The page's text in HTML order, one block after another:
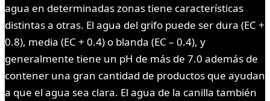
agua en determinadas zonas tiene características
distintas a otras. El agua del grifo puede ser dura (EC +
0.8), media (EC + 0.4) o blanda (EC – 0.4), y
generalmente tiene un pH de más de 7.0 además de
contener una gran cantidad de productos que ayudan
a que el agua sea clara. El agua de la canilla también